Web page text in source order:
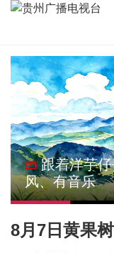
跟着洋芋
风、有音乐
8月7日黄果